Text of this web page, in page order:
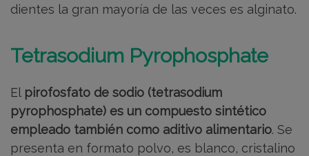
dientes la gran mayoría de las veces es alginato.
Tetrasodium Pyrophosphate
El pirofosfato de sodio (tetrasodium
pyrophosphate) es un compuesto sintético
empleado también como aditivo alimentario. Se
presenta en formato polvo, es blanco, cristalino